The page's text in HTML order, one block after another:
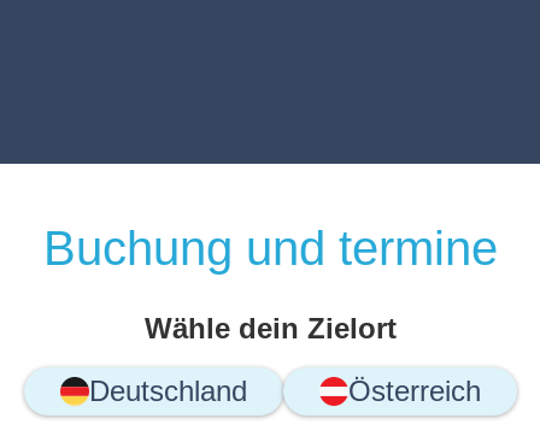
Buchung und termine
Wähle dein Zielort
Deutschland
Österreich